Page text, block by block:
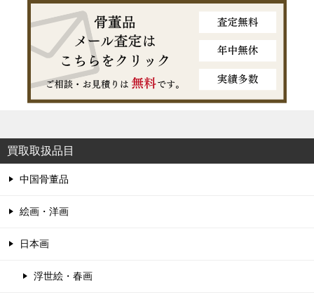
買取取扱品目
中国骨董品
絵画・洋画
日本画
浮世絵・春画